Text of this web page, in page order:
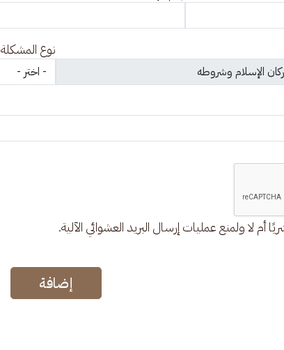
نوع المشكلة
أم لا ولمنع عمليات إرسال البريد العشوائي الآلية.
إضافة